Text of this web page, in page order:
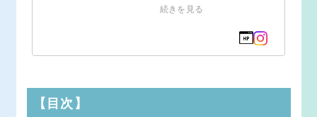
続きを見る
【目次】